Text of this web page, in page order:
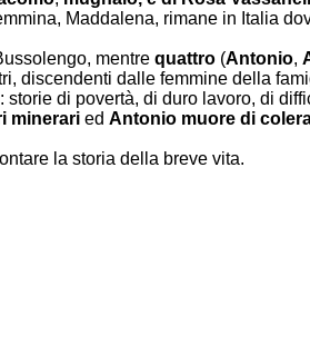
Maddalena, rimane in Italia
mentre quattro (Antonio,
discendenti dalle femmine della
di povertà, di duro lavoro, di
minerari ed Antonio muore di
la storia della breve vita.